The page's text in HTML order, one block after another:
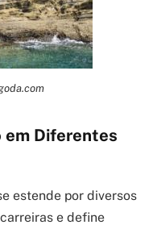
em Diferentes
estende por diversos
e define